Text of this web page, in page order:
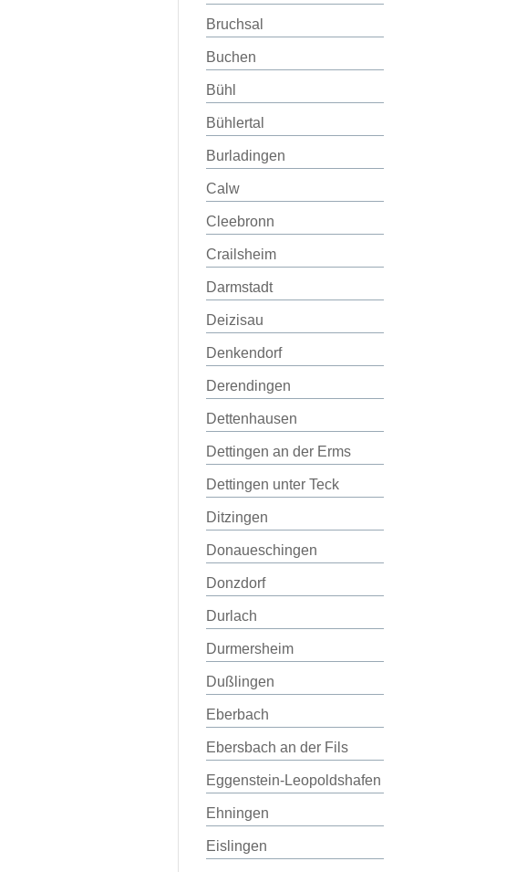
Bruchsal
Buchen
Bühl
Bühlertal
Burladingen
Calw
Cleebronn
Crailsheim
Darmstadt
Deizisau
Denkendorf
Derendingen
Dettenhausen
Dettingen an der Erms
Dettingen unter Teck
Ditzingen
Donaueschingen
Donzdorf
Durlach
Durmersheim
Dußlingen
Eberbach
Ebersbach an der Fils
Eggenstein-Leopoldshafen
Ehningen
Eislingen